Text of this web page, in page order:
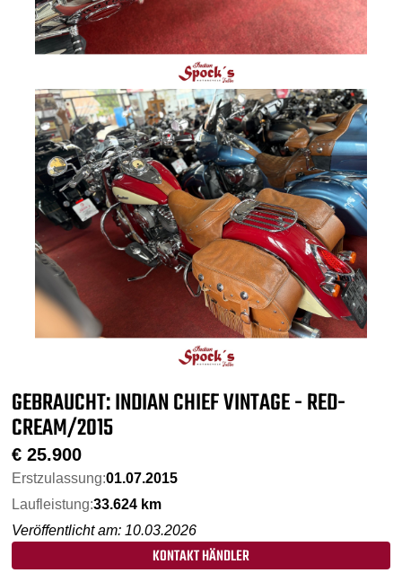
GEBRAUCHT: INDIAN CHIEF VINTAGE - RED-
CREAM/2015
€25.900
Erstzulassung:01.07.2015
Laufleistung:33.624 km
Veröffentlicht am: 10.03.2026
KONTAKT HÄNDLER